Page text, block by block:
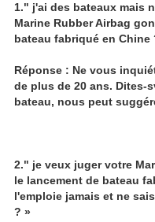
1." j'ai des bateaux mais
Marine Rubber Airbag
bateau fabriqué en Chine
Réponse : Ne vous
de plus de 20 ans. Dites-
bateau, nous peut
2." je veux juger votre
le lancement de bateau
l'emploie jamais et ne
? »